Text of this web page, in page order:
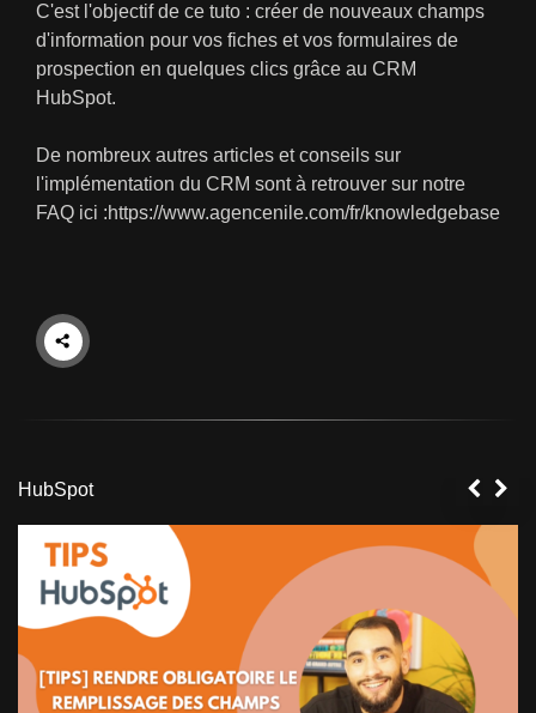
C'est l'objectif de ce tuto : créer de nouveaux champs
d'information pour vos fiches et vos formulaires de
prospection en quelques clics grâce au CRM
HubSpot.
De nombreux autres articles et conseils sur
l'implémentation du CRM sont à retrouver sur notre
FAQ ici :https://www.agencenile.com/fr/knowledgebase
HubSpot